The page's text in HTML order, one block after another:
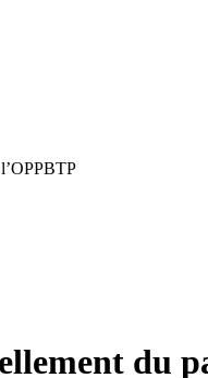
du